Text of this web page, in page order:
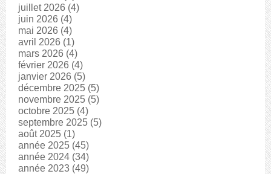
juillet 2026 (4)
juin 2026 (4)
mai 2026 (4)
avril 2026 (1)
mars 2026 (4)
février 2026 (4)
janvier 2026 (5)
décembre 2025 (5)
novembre 2025 (5)
octobre 2025 (4)
septembre 2025 (5)
août 2025 (1)
année 2025 (45)
année 2024 (34)
année 2023 (49)